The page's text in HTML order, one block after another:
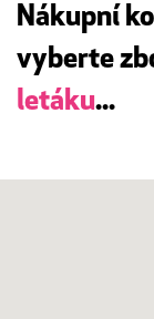
Nákupní
vyberte
letáku...